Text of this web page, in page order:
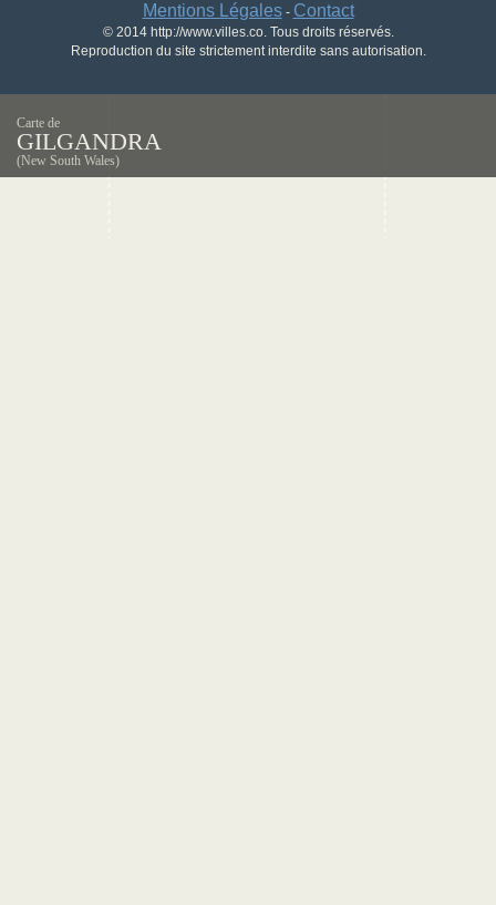
Mentions Légales- Contact
© 2014 http://www.villes.co. Tous droits réservés.
Reproduction du site strictement interdite sans autorisation.
Carte de
GILGANDRA
(New South Wales)